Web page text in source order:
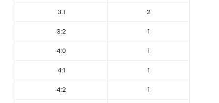
3:1 2
3:2 1
4:0 1
4:1 1
4:2 1